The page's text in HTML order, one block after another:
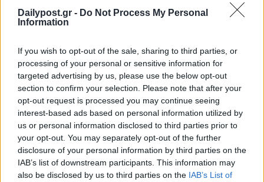
Dailypost.gr - Do Not Process My Personal
Information
If you wish to opt-out of the sale, sharing to third parties, or
processing of your personal or sensitive information for
targeted advertising by us, please use the below opt-out
section to confirm your selection. Please note that after your
opt-out request is processed you may continue seeing
interest-based ads based on personal information utilized by
us or personal information disclosed to third parties prior to
your opt-out. You may separately opt-out of the further
disclosure of your personal information by third parties on the
IAB’s list of downstream participants. This information may
also be disclosed by us to third parties on the IAB’s List of
16/07/2019
εκπροσώπους των θεσμών έκλεισε χθες με θετικό πρόσημο. Το
υπουργείο Οικονομικών διαβεβαιώνει ότι δεν υπάρχει
δημοσιονομικό κενό το 2019 και ότι το φορολογικό νομοσχέδιο θα
ψηφιστεί κανονικά έως τις 10...